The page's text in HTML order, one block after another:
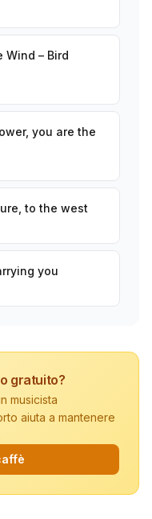
– Bird
you are the
to the west
you
gratuito?
musicista
aiuta a mantenere